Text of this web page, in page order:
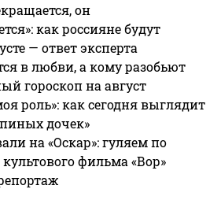
он
как россияне будут
— ответ эксперта
в любви, а кому разобьют
гороскоп на август
роль»: как сегодня выглядит
дочек»
на «Оскар»: гуляем по
фильма «Вор»